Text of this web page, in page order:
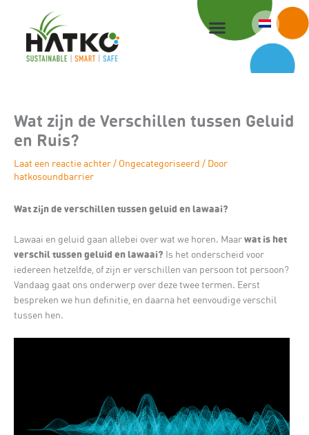
inhoud
Wat zijn de Verschillen tussen Geluid
en Ruis?
Laat een reactie achter/ Ongecategoriseerd / Door
hatkosoundbarrier
Wat zijn de verschillen tussen geluid en lawaai?
Lawaai en geluid gaan allebei over wat we horen. Maarwat is het
verschil tussen geluid en lawaai? Is het onderscheid voor
iedereen hetzelfde, of zijn er verschillen van persoon tot persoon?
Vandaag gaat ons onderwerp over deze twee termen. Eerst
bespreken we hun definitie, en daarna het eenvoudige verschil
tussen hen.